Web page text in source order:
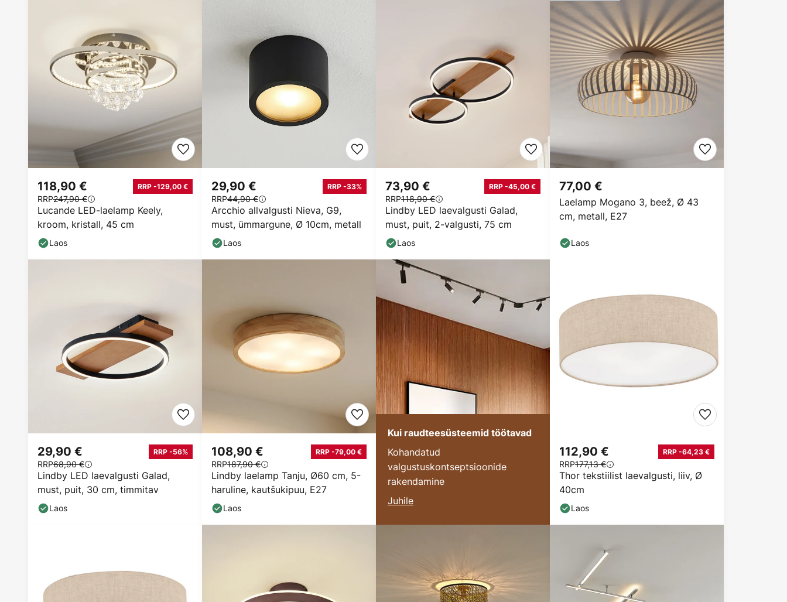
Lucande LED-laelamp Keely,
kroom, kristall, 45 cm
118,90 € RRP -129,00 €
RRP247,90 €
Laos
Arcchio allvalgusti Nieva, G9,
must, ümmargune, Ø 10cm, metall
29,90 € RRP -33%
RRP44,90 €
Laos
Lindby LED laevalgusti Galad,
must, puit, 2-valgusti, 75 cm
73,90 € RRP -45,00 €
RRP118,90 €
Laos
Laelamp Mogano 3, beež, Ø 43
cm, metall, E27
77,00 €
Laos
Lindby LED laevalgusti Galad,
must, puit, 30 cm, timmitav
29,90 € RRP -56%
RRP68,90 €
Laos
Lindby laelamp Tanju, Ø60 cm, 5-
haruline, kautšukipuu, E27
108,90 € RRP -79,00 €
RRP187,90 €
Laos
Kui raudteesüsteemid töötavad
Kohandatud
valgustuskontseptsioonide
rakendamine
Juhile
Thor tekstiilist laevalgusti, liiv, Ø
40cm
112,90 € RRP -64,23 €
RRP177,13 €
Laos